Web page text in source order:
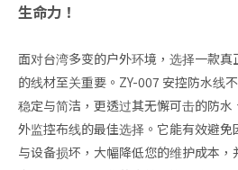
生命力！
面对台湾多变的户外环境，选择一款
的线材至关重要。ZY-007 安控防水线
稳定与简洁，更透过其无懈可击的防
外监控布线的最佳选择。它能有效避
与设备损坏，大幅降低您的维护成本